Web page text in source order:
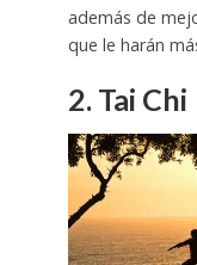
además de
que le harán
2. Tai Chi